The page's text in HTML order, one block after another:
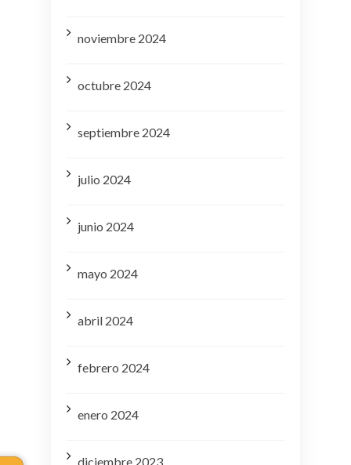
noviembre 2024
octubre 2024
septiembre 2024
julio 2024
junio 2024
mayo 2024
abril 2024
febrero 2024
enero 2024
diciembre 2023